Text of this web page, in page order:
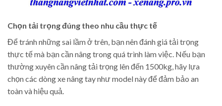
Chọn tải trọng đúng theo nhu cầu thực tế
Để tránh những sai lầm ở trên, bạn nên đánh giá tải trọng
thực tế mà bạn cần nâng trong quá trình làm việc. Nếu bạn
thường xuyên cần nâng tải trọng lên đến 1500kg, hãy lựa
chọn các dòng xe nâng tay như model này để đảm bảo an
toàn và hiệu quả.